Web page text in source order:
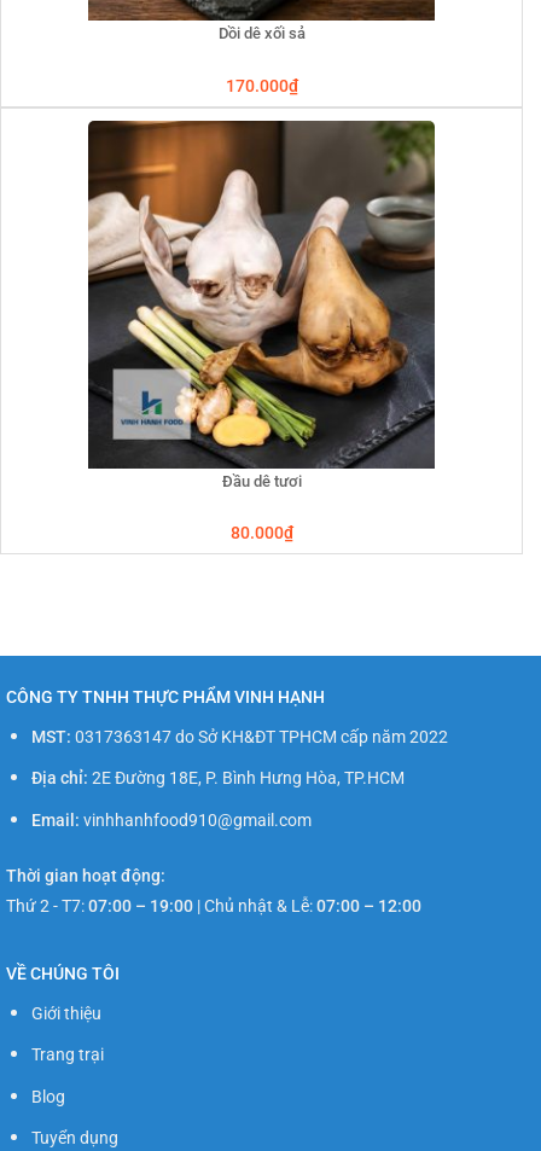
Dồi dê xối sả
170.000₫
Đầu dê tươi
80.000₫
CÔNG TY TNHH THỰC PHẨM VINH HẠNH
MST: 0317363147 do Sở KH&ĐT TPHCM cấp năm 2022
Địa chỉ: 2E Đường 18E, P. Bình Hưng Hòa, TP.HCM
Email: vinhhanhfood910@gmail.com
Thời gian hoạt động:
Thứ 2 - T7:07:00 – 19:00 |Chủ nhật & Lễ:07:00 – 12:00
VỀ CHÚNG TÔI
Giới thiệu
Trang trại
Blog
Tuyển dụng